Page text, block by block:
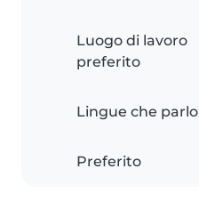
Luogo di lavoro
preferito
Lingue che parlo
Preferito